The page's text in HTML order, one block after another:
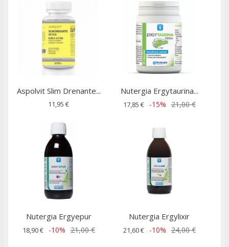
Aspolvit Slim Drenante...
11,95 €
Nutergia Ergytaurina...
17,85 € -15% 21,00 €
Nutergia Ergyepur
18,90 € -10% 21,00 €
Nutergia Ergylixir
21,60 € -10% 24,00 €